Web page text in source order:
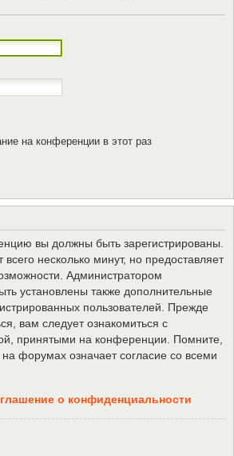
на конференции в этот раз
вы должны быть зарегистрированы.
всего несколько минут, но предоставляет
Администратором
установлены также дополнительные
пользователей. Прежде
вам следует ознакомиться с
принятыми на конференции. Помните,
форумах означает согласие со всеми
о конфиденциальности